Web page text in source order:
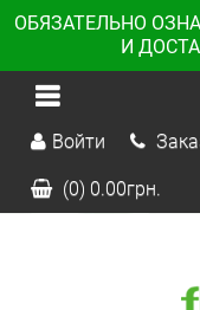
ОБЯЗАТЕЛЬНО
И
Войти
(0) 0.00грн.